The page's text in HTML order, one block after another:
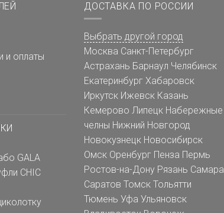
и оплаты
GALA
CHIC
ДОСТАВКА ПО РОССИИ
Выбрать другой город
Москва Санкт-Петербург
Астрахань Барнаул Челябинск
Екатеринбург Хабаровск
Иркутск Ижевск Казань
Кемерово Липецк Набережные
челны Нижний Новгород
Новокузнецк Новосибирск
Омск Оренбург Пенза Пермь
Ростов-на-Дону Рязань Самара
Саратов Томск Тольятти
Тюмень Уфа Ульяновск